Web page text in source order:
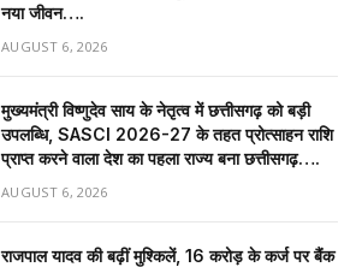
नया जीवन….
AUGUST 6, 2026
मुख्यमंत्री विष्णुदेव साय के नेतृत्व में छत्तीसगढ़ को बड़ी
उपलब्धि, SASCI 2026-27 के तहत प्रोत्साहन राशि
प्राप्त करने वाला देश का पहला राज्य बना छत्तीसगढ़….
AUGUST 6, 2026
राजपाल यादव की बढ़ीं मुश्किलें, ₹16 करोड़ के कर्ज पर बैंक